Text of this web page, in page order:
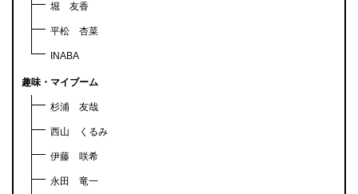
堀 友香
平松 杏菜
INABA
趣味・マイブーム
杉浦 友哉
西山 くるみ
伊藤 咲希
永田 竜一